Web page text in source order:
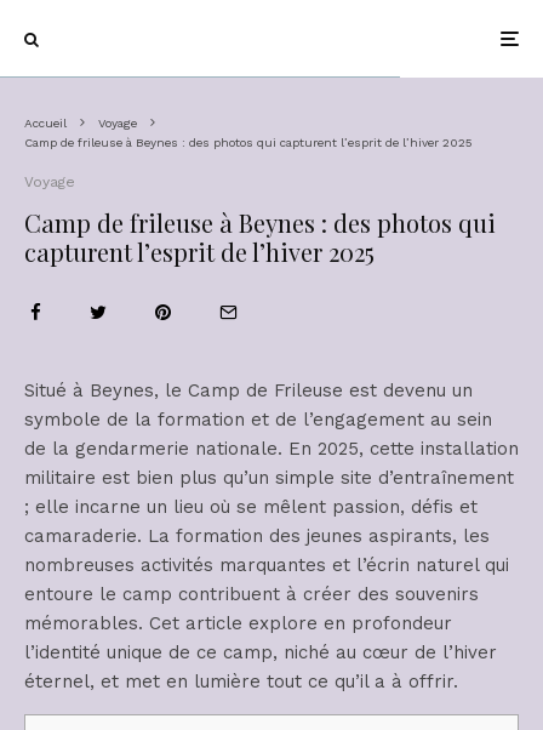
Accueil
Voyage
Camp de frileuse à Beynes : des photos qui capturent l’esprit de l’hiver 2025
Voyage
Camp de frileuse à Beynes : des photos qui
capturent l’esprit de l’hiver 2025
Situé à Beynes, le Camp de Frileuse est devenu un
symbole de la formation et de l’engagement au sein
de la gendarmerie nationale. En 2025, cette installation
militaire est bien plus qu’un simple site d’entraînement
; elle incarne un lieu où se mêlent passion, défis et
camaraderie. La formation des jeunes aspirants, les
nombreuses activités marquantes et l’écrin naturel qui
entoure le camp contribuent à créer des souvenirs
mémorables. Cet article explore en profondeur
l’identité unique de ce camp, niché au cœur de l’hiver
éternel, et met en lumière tout ce qu’il a à offrir.